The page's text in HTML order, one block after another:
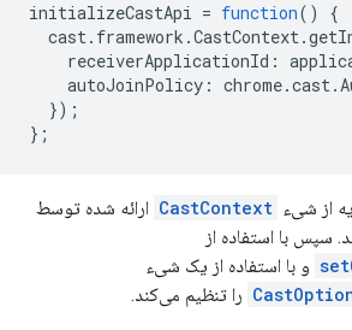
initializeCastApi = function()
{
cast. framework .CastContext.
receiverApplicationId :
autoJoinPolicy : chrome.cast.
});
};
از شیء CastContext ارائه شده توسط
سپس با استفاده از
و با استفاده از یک شیء
را تنظیم می‌کند.